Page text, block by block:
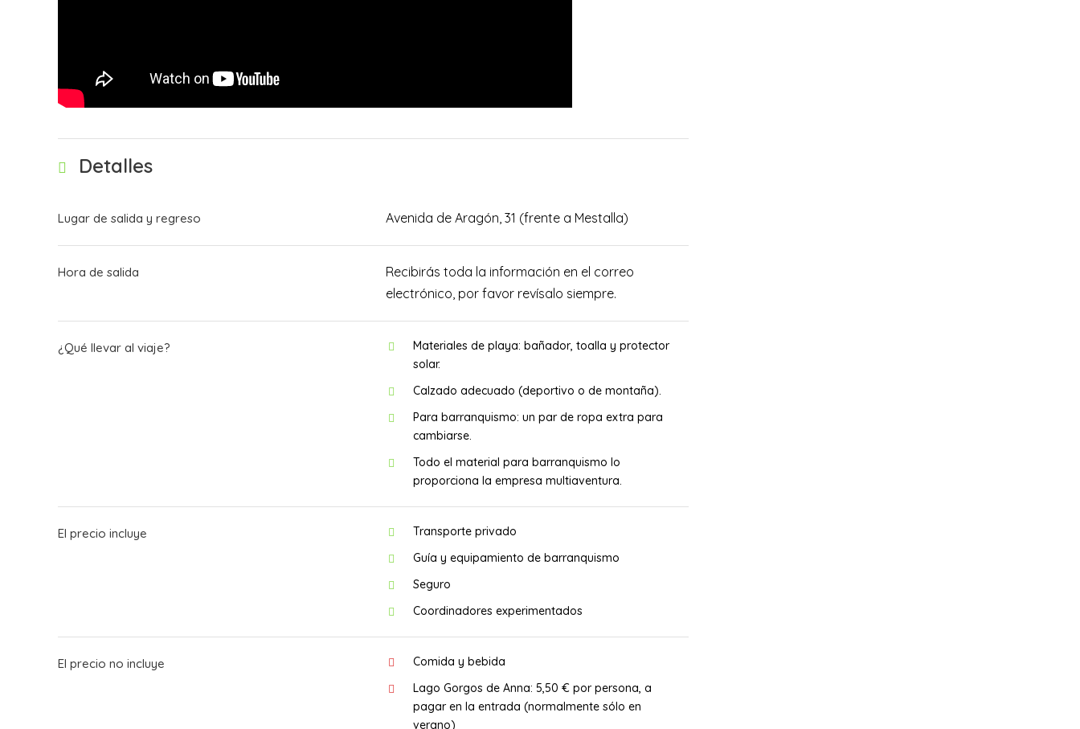
Detalles
Lugar de salida y regreso Avenida de Aragón, 31 (frente a Mestalla)
Hora de salida
Recibirás toda la información en el correo
electrónico, por favor revísalo siempre.
¿Qué llevar al viaje?
Materiales de playa: bañador, toalla y protector
solar.
Calzado adecuado (deportivo o de montaña).
Para barranquismo: un par de ropa extra para
cambiarse.
Todo el material para barranquismo lo
proporciona la empresa multiaventura.
El precio incluye
Transporte privado
Guía y equipamiento de barranquismo
Seguro
Coordinadores experimentados
El precio no incluye
Comida y bebida
Lago Gorgos de Anna: 5,50 € por persona, a
pagar en la entrada (normalmente sólo en
verano)